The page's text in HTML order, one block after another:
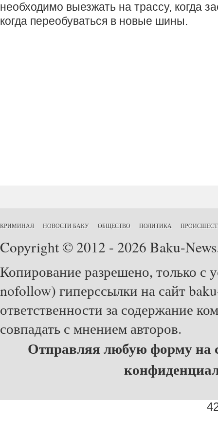
необходимо выезжать на трассу, когда
когда переобуваться в новые шины.
КРИМИНАЛ НОВОСТИ БАКУ ОБЩЕСТВО ПОЛИТИКА
Copyright © 2012 - 2026 Baku-
Копирование разрешено, только с
nofollow) гиперссылки на сайт
ответственности за содержание
совпадать с мнением авторов.
Отправляя любую форму на